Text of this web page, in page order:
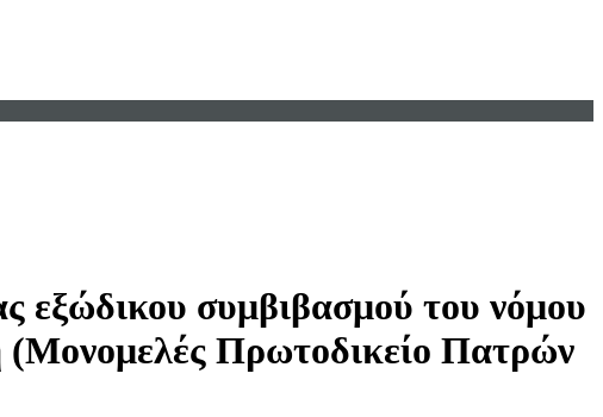
εξώδικου συμβιβασμού του νόμου
(Μονομελές Πρωτοδικείο Πατρών